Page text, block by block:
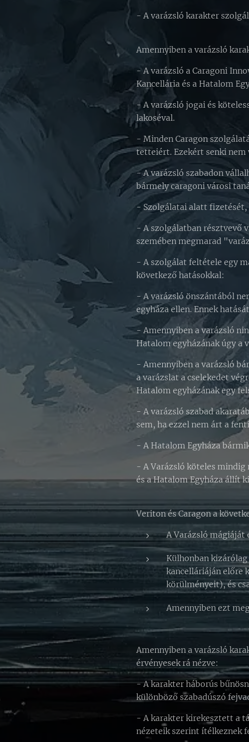
- A varázsló karakter
Amennyiben a varázsló
- A varázsló a Caragoni
Kancellária és a Hatalom
- A varázsló jogai és
lakoséval.
- Minden Caragon
tetteiért. Ezekért senki nem
- A varázsló szabadon
bármely caragoni városi
- Szolgálatai alatt fizetését,
- A szolgálatban résztvevő
szemében megmarad
- A szolgálat feltétele egy
következő hatásokkal:
- A varázsló önszántából
egyháza ellen. Ennek
- Amennyiben a varázsló
Hatalom egyházának úgy a
- Amennyiben a varázsló
a varázslat a cselekedet
Hatalom egyházának egy
- A varázsló szabad
sem, ha ezzel nem árt a
- A Hatalom Egyháza
- A Varázsló köteles
és a Hatalom Egyháza állít
Veriton és Caragon a
A Varázsló mágiáját
Külhonban
kancelláriáján előre
körülményeit), és
Amennyiben ezt
Amennyiben a varázsló
érvényesek rá nézve:
- A karakter háborús
különböző szabadúszó
- A karakter kirekesztett a
nézeteik szerint ítélkeznek